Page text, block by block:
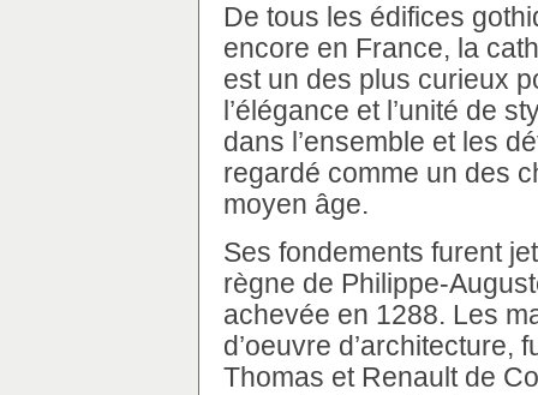
De tous les édifices
encore en France, la
est un des plus curieux
l’élégance et l’unité de
dans l’ensemble et les
regardé comme un des
moyen âge.
Ses fondements furent
règne de Philippe-
achevée en 1288. Les
d’oeuvre d’architecture,
Thomas et Renault de